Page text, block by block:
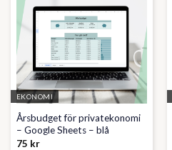
EKONOMI
Årsbudget för privatekonomi
– Google Sheets – blå
75 kr